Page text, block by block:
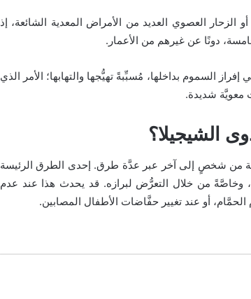
الزحار العصوي العديد من الأمراض المعدية الشائعة، إذ
دونًا عن غيرهم من الأعمار.
السموم بداخلها، مُسبِّبةً تهيُّجها والتهابها؛ الأمر الذي
معويَّة شديدة.
الشيجيلا؟
من شخصٍ إلى آخر عبر عدَّة طرق. إحدى الطرق الرئيسة
وخاصَّةً من خلال التعرُّض لبرازه. قد يحدث هذا عند عدم
أو عند تغيير حفَّاضات الأطفال المصابين.